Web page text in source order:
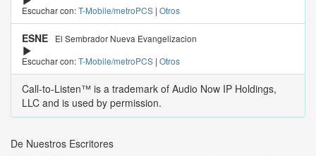
Escuchar con:T-Mobile/metroPCS | Otros
ESNE
El Sembrador Nueva Evangelizacion
Escuchar con:T-Mobile/metroPCS | Otros
Call-to-Listen™ is a trademark of Audio Now IP Holdings,
LLC and is used by permission.
De Nuestros Escritores